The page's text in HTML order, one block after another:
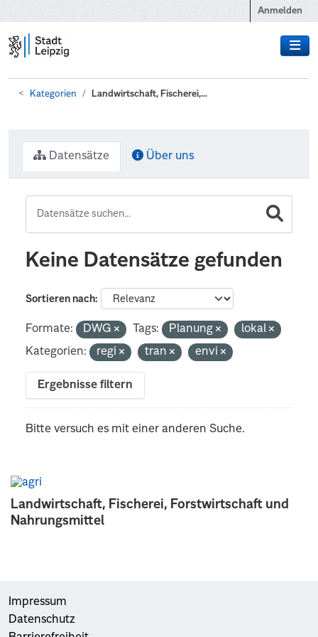
Anmelden
Kategorien Landwirtschaft, Fischerei,...
Landwirtschaft, Fischerei, Forstwirtschaft und
Nahrungsmittel
Datensätze Über uns
Keine Datensätze gefunden
Sortieren nach
Formate: DWG Tags: Planung
lokal
Kategorien:
regi tran envi
Ergebnisse filtern
Bitte versuch es mit einer anderen Suche.
Impressum
Datenschutz